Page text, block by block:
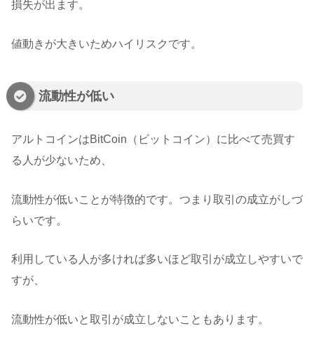
損失が出ます。
値動きが大きいためハイリスクです。
流動性が低い
アルトコインはBitCoin（ビットコイン）に比べて売買す
る人が少ないため、
流動性が低いことが特徴的です。つまり取引の成立がしづ
らいです。
利用している人が多ければ多いほど取引が成立しやすいで
すが、
流動性が低いと取引が成立しないこともあります。